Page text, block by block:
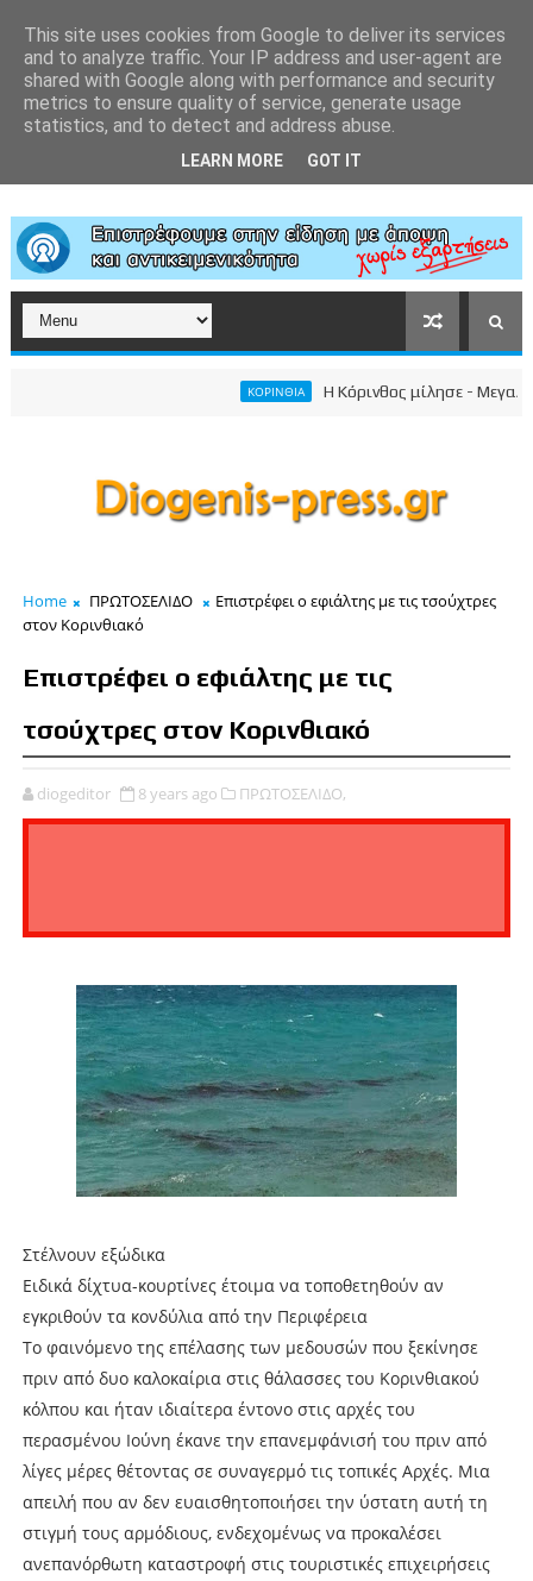
ΚΟΡΙΝΘΙΑ Η Κόρινθος μίλησε -
Home ΠΡΩΤΟΣΕΛΙΔΟ
Επιστρέφει ο εφιάλτης με τις τσούχτρες
στον Κορινθιακό
Επιστρέφει ο εφιάλτης με τις
τσούχτρες στον Κορινθιακό
diogeditor 8 years ago ΠΡΩΤΟΣΕΛΙΔΟ,
Στέλνουν εξώδικα
Ειδικά δίχτυα-κουρτίνες έτοιμα να τοποθετηθούν αν
εγκριθούν τα κονδύλια από την Περιφέρεια
Το φαινόμενο της επέλασης των μεδουσών που ξεκίνησε
πριν από δυο καλοκαίρια στις θάλασσες του Κορινθιακού
κόλπου και ήταν ιδιαίτερα έντονο στις αρχές του
περασμένου Ιούνη έκανε την επανεμφάνισή του πριν από
λίγες μέρες θέτοντας σε συναγερμό τις τοπικές Αρχές. Μια
απειλή που αν δεν ευαισθητοποιήσει την ύστατη αυτή τη
στιγμή τους αρμόδιους, ενδεχομένως να προκαλέσει
ανεπανόρθωτη καταστροφή στις τουριστικές επιχειρήσεις
This site uses cookies from Google to deliver its services
and to analyze traffic. Your IP address and user-agent are
shared with Google along with performance and security
metrics to ensure quality of service, generate usage
statistics, and to detect and address abuse.
LEARN MORE GOT IT